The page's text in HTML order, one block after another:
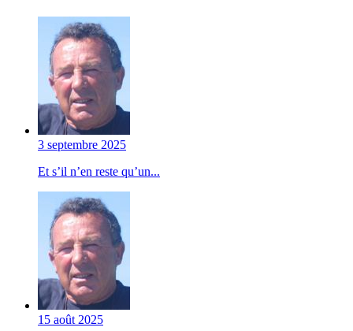
3 septembre 2025
Et s’il n’en reste qu’un...
15 août 2025